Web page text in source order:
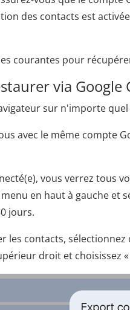
des contacts est
courantes pour
via Google
sur n'importe
avec le même compte
vous verrez tous
en haut à gauche et
jours.
les contacts,
droit et choisissez